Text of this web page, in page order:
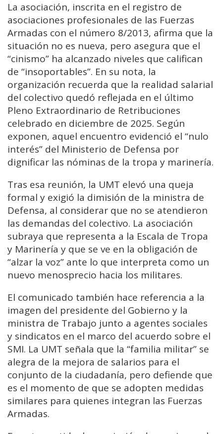
La asociación, inscrita en el registro de
asociaciones profesionales de las Fuerzas
Armadas con el número 8/2013, afirma que la
situación no es nueva, pero asegura que el
“cinismo” ha alcanzado niveles que califican
de “insoportables”. En su nota, la
organización recuerda que la realidad salarial
del colectivo quedó reflejada en el último
Pleno Extraordinario de Retribuciones
celebrado en diciembre de 2025. Según
exponen, aquel encuentro evidenció el “nulo
interés” del Ministerio de Defensa por
dignificar las nóminas de la tropa y marinería.
Tras esa reunión, la UMT elevó una queja
formal y exigió la dimisión de la ministra de
Defensa, al considerar que no se atendieron
las demandas del colectivo. La asociación
subraya que representa a la Escala de Tropa
y Marinería y que se ve en la obligación de
“alzar la voz” ante lo que interpreta como un
nuevo menosprecio hacia los militares.
El comunicado también hace referencia a la
imagen del presidente del Gobierno y la
ministra de Trabajo junto a agentes sociales
y sindicatos en el marco del acuerdo sobre el
SMI. La UMT señala que la “familia militar” se
alegra de la mejora de salarios para el
conjunto de la ciudadanía, pero defiende que
es el momento de que se adopten medidas
similares para quienes integran las Fuerzas
Armadas.